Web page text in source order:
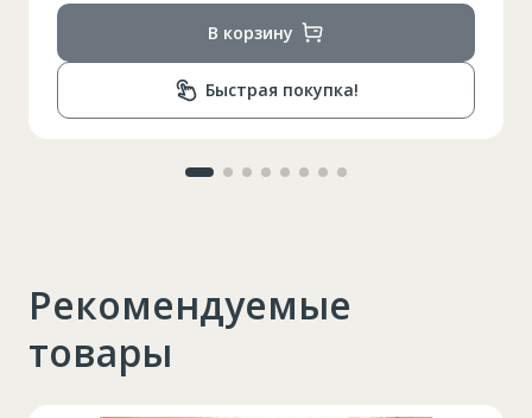
В корзину
Быстрая покупка!
Рекомендуемые
товары